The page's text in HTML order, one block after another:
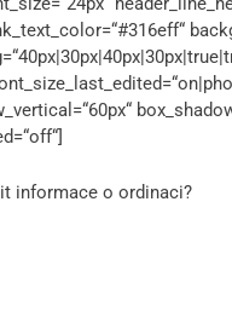
informace o ordinaci?